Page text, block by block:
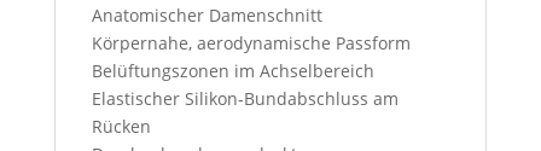
Anatomischer Damenschnitt
Körpernahe, aerodynamische Passform
Belüftungszonen im Achselbereich
Elastischer Silikon-Bundabschluss am
Rücken